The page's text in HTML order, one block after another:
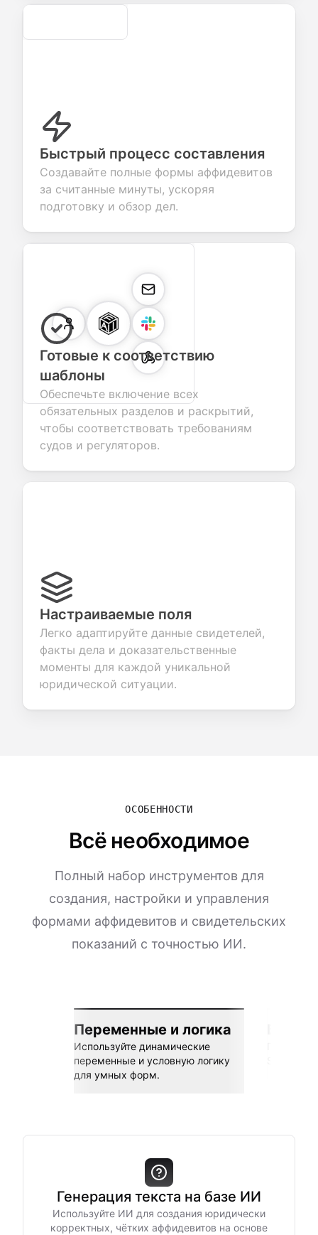
Secure
Быстрый процесс составления
Создавайте полные формы аффидевитов
за считанные минуты, ускоряя
подготовку и обзор дел.
Готовые к соответствию
шаблоны
Обеспечьте включение всех
обязательных разделов и раскрытий,
чтобы соответствовать требованиям
судов и регуляторов.
Настраиваемые поля
Легко адаптируйте данные свидетелей,
факты дела и доказательственные
моменты для каждой уникальной
юридической ситуации.
ОСОБЕННОСТИ
Всё необходимое
Полный набор инструментов для
создания, настройки и управления
формами аффидевитов и свидетельских
показаний с точностью ИИ.
Переменные и логика
Используйте динамические
переменные и условную логику
для умных форм.
Генерация текста на базе ИИ
Используйте ИИ для создания юридически
корректных, чётких аффидевитов на основе